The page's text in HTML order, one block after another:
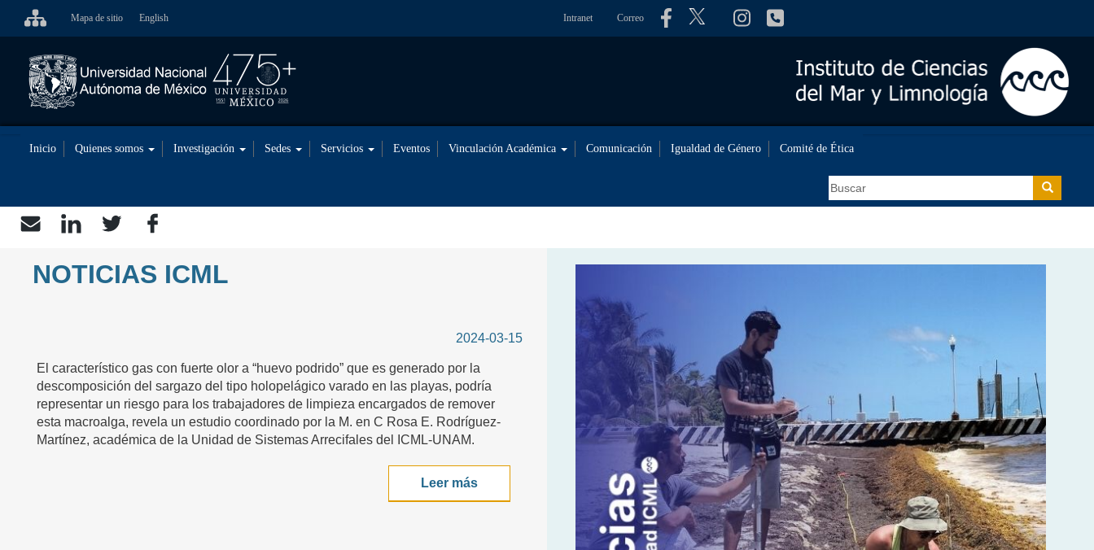
Pasar
principal
Mapa de sitio English Intranet Correo
Inicio Quienes somos Investigación Sedes Servicios Eventos Vinculación Académica Comunicación Igualdad de Género Comité de Ética
Buscar Buscar
NOTICIAS ICML
2024-03-15
El característico gas con fuerte olor a “huevo podrido” que es generado por la
descomposición del sargazo del tipo holopelágico varado en las playas, podría
representar un riesgo para los trabajadores de limpieza encargados de remover
esta macroalga, revela un estudio coordinado por la M. en C Rosa E. Rodríguez-
Martínez, académica de la Unidad de Sistemas Arrecifales del ICML-UNAM.
Leer más